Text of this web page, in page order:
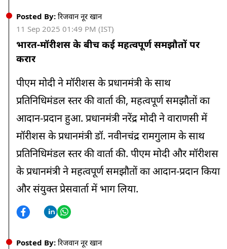
Posted By: रिजवान नूर खान
11 Sep 2025 01:49 PM (IST)
भारत-मॉरीशस के बीच कई महत्वपूर्ण समझौतों पर
करार
पीएम मोदी ने मॉरीशस के प्रधानमंत्री के साथ
प्रतिनिधिमंडल स्तर की वार्ता की, महत्वपूर्ण समझौतों का
आदान-प्रदान हुआ. प्रधानमंत्री नरेंद्र मोदी ने वाराणसी में
मॉरीशस के प्रधानमंत्री डॉ. नवीनचंद्र रामगुलाम के साथ
प्रतिनिधिमंडल स्तर की वार्ता की. पीएम मोदी और मॉरीशस
के प्रधानमंत्री ने महत्वपूर्ण समझौतों का आदान-प्रदान किया
और संयुक्त प्रेसवार्ता में भाग लिया.
Posted By: रिजवान नूर खान